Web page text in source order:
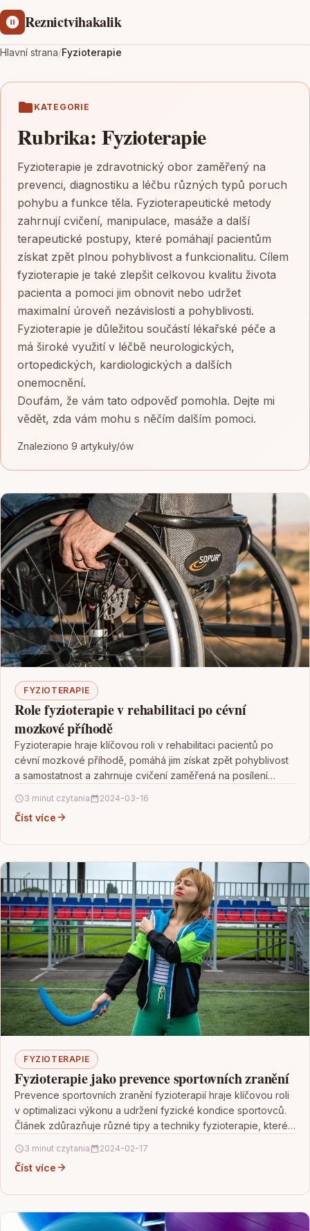
Reznictvihakalik
Hlavní strana/Fyzioterapie
KATEGORIE
Rubrika: Fyzioterapie
Fyzioterapie je zdravotnický obor zaměřený na
prevenci, diagnostiku a léčbu různých typů poruch
pohybu a funkce těla. Fyzioterapeutické metody
zahrnují cvičení, manipulace, masáže a další
terapeutické postupy, které pomáhají pacientům
získat zpět plnou pohyblivost a funkcionalitu. Cílem
fyzioterapie je také zlepšit celkovou kvalitu života
pacienta a pomoci jim obnovit nebo udržet
maximalní úroveň nezávislosti a pohyblivosti.
Fyzioterapie je důležitou součástí lékařské péče a
má široké využití v léčbě neurologických,
ortopedických, kardiologických a dalších
onemocnění.
Doufám, že vám tato odpověď pomohla. Dejte mi
vědět, zda vám mohu s něčím dalším pomoci.
Znaleziono 9 artykuły/ów
FYZIOTERAPIE
Role fyzioterapie v rehabilitaci po cévní
mozkové příhodě
Fyzioterapie hraje klíčovou roli v rehabilitaci pacientů po
cévní mozkové příhodě, pomáhá jim získat zpět pohyblivost
a samostatnost a zahrnuje cvičení zaměřená na posílení…
3 minut czytania 2024-03-16
Číst více
FYZIOTERAPIE
Fyzioterapie jako prevence sportovních zranění
Prevence sportovních zranění fyzioterapií hraje klíčovou roli
v optimalizaci výkonu a udržení fyzické kondice sportovců.
Článek zdůrazňuje různé tipy a techniky fyzioterapie, které
3 minut czytania 2024-02-17
Číst více